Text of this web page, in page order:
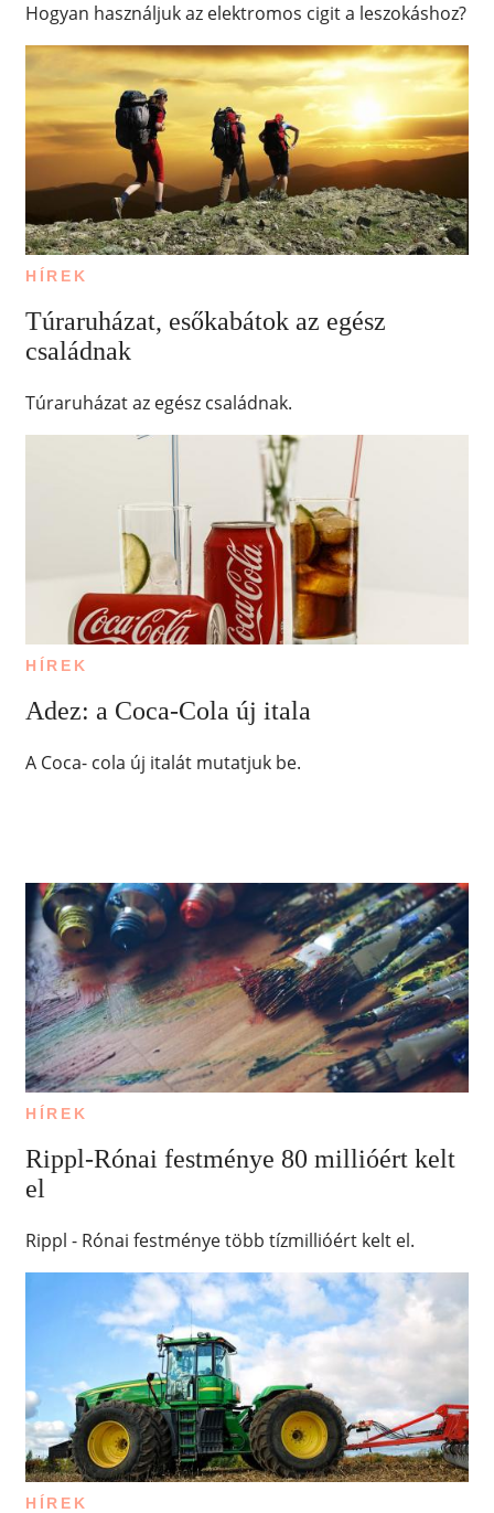
Hogyan használjuk az elektromos cigit a leszokáshoz?
HÍREK
Túraruházat, esőkabátok az egész
családnak
Túraruházat az egész családnak.
HÍREK
Adez: a Coca-Cola új itala
A Coca- cola új italát mutatjuk be.
HÍREK
Rippl-Rónai festménye 80 millióért kelt
el
Rippl - Rónai festménye több tízmillióért kelt el.
HÍREK